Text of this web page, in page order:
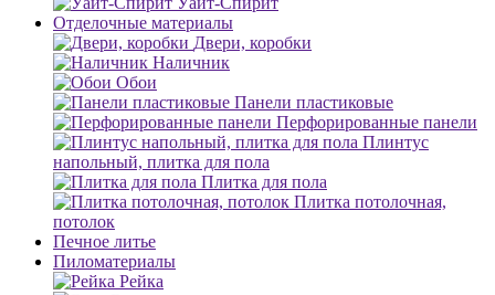
Отделочные материалы
Двери, коробки
Наличник
Обои
Панели пластиковые
Перфорированные панели
Плинтус
напольный, плитка для пола
Плитка для пола
Плитка потолочная,
потолок
Печное литье
Пиломатериалы
Рейка